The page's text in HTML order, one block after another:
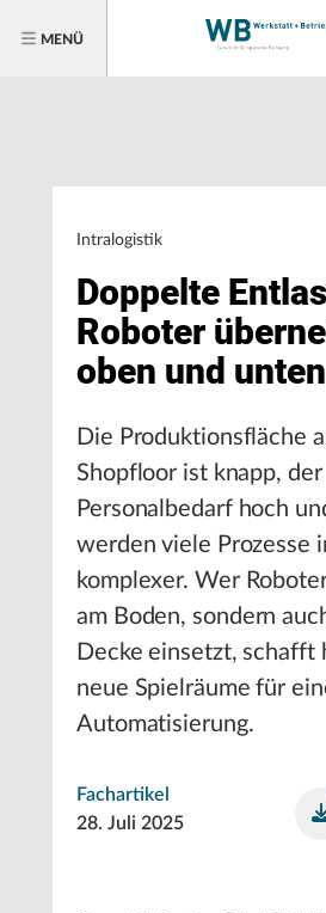
MENÜ
Intralogistik
Doppelte
Roboter
oben und unten
Die Produktionsfläche
Shopfloor ist knapp, der
Personalbedarf hoch
werden viele Prozesse
komplexer. Wer
am Boden, sondern
Decke einsetzt, schafft
neue Spielräume für
Automatisierung.
Fachartikel
28. Juli 2025